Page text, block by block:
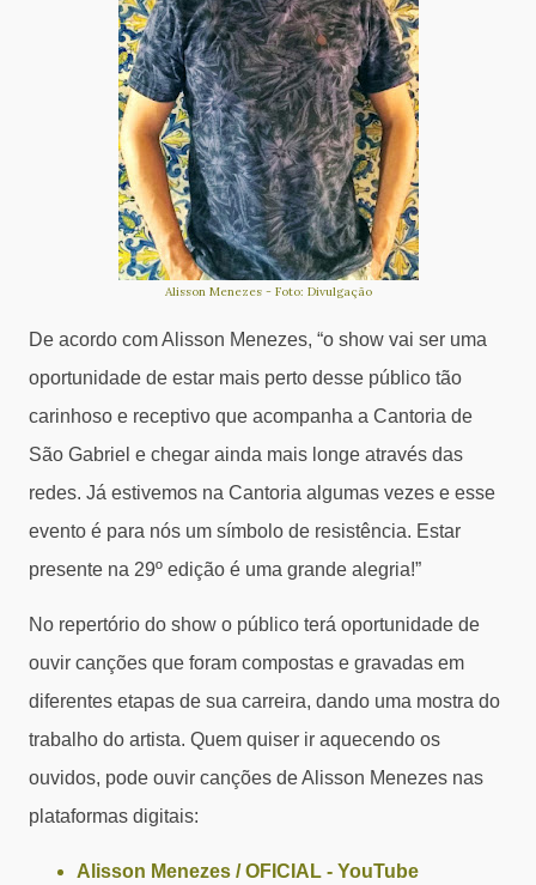
Alisson Menezes - Foto: Divulgação
De acordo com Alisson Menezes, “o show vai ser uma
oportunidade de estar mais perto desse público tão
carinhoso e receptivo que acompanha a Cantoria de
São Gabriel e chegar ainda mais longe através das
redes. Já estivemos na Cantoria algumas vezes e esse
evento é para nós um símbolo de resistência. Estar
presente na 29º edição é uma grande alegria!”
No repertório do show o público terá oportunidade de
ouvir canções que foram compostas e gravadas em
diferentes etapas de sua carreira, dando uma mostra do
trabalho do artista. Quem quiser ir aquecendo os
ouvidos, pode ouvir canções de Alisson Menezes nas
plataformas digitais:
Alisson Menezes / OFICIAL - YouTube